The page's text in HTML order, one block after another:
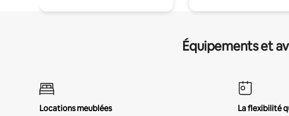
Équipements et
Locations meublées
La flexibilité